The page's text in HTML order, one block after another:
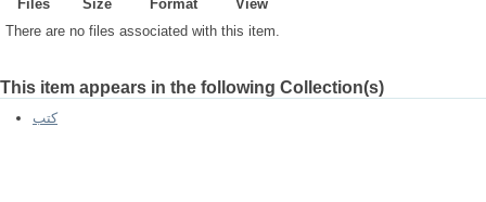
Files Size Format
View
There are no files associated with this item.
This item appears in the following Collection(s)
كتب